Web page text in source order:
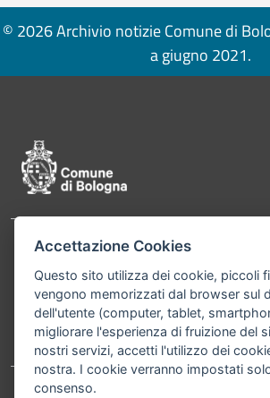
© 2026 Archivio notizie Comune di
a giugno 2021.
Contatti
Bologna P.Iva 01232710374 Cod.
02008 02435 000020067156
Telefono:051203040
Accettazione Cookies
Questo sito utilizza dei cookie, piccoli
vengono memorizzati dal browser sul
dell'utente (computer, tablet,
migliorare l'esperienza di fruizione del
nostri servizi, accetti l'utilizzo dei
nostra. I cookie verranno impostati
consenso.